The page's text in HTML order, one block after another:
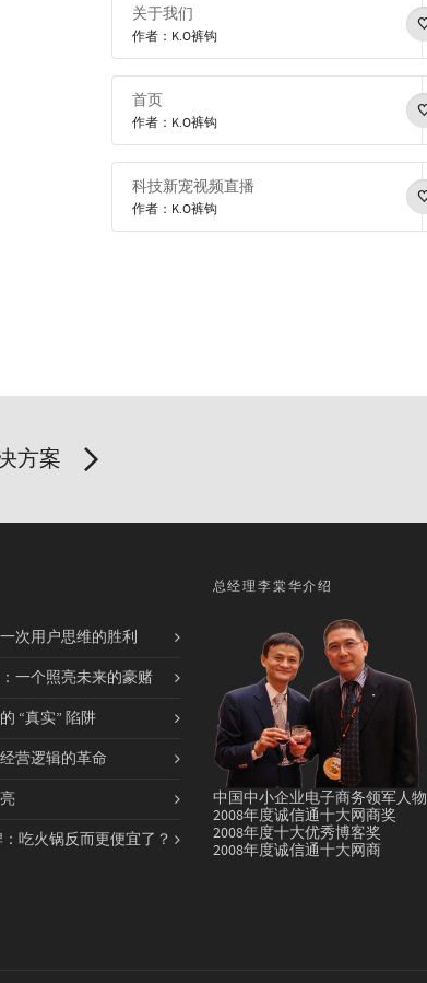
关于我们
作者：K.O裤钩
首页
作者：K.O裤钩
科技新宠视频直播
作者：K.O裤钩
方案
次用户思维的胜利
一个照亮未来的豪赌
“真实” 陷阱
营逻辑的革命
吃火锅反而更便宜了？
总经理李棠华介绍
中国中小企业电子商务领军人物
2008年度诚信通十大网商奖
2008年度十大优秀博客奖
2008年度诚信通十大网商